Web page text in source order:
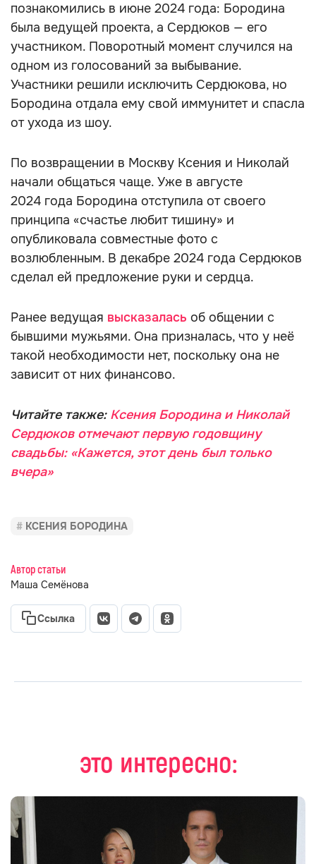
познакомились в июне 2024 года: Бородина
была ведущей проекта, а Сердюков — его
участником. Поворотный момент случился на
одном из голосований за выбывание.
Участники решили исключить Сердюкова, но
Бородина отдала ему свой иммунитет и спасла
от ухода из шоу.
По возвращении в Москву Ксения и Николай
начали общаться чаще. Уже в августе
2024 года Бородина отступила от своего
принципа «счастье любит тишину» и
опубликовала совместные фото с
возлюбленным. В декабре 2024 года Сердюков
сделал ей предложение руки и сердца.
Ранее ведущая высказалась об общении с
бывшими мужьями. Она призналась, что у неё
такой необходимости нет, поскольку она не
зависит от них финансово.
Читайте также: Ксения Бородина и Николай
Сердюков отмечают первую годовщину
свадьбы: «Кажется, этот день был только
вчера»
КСЕНИЯ БОРОДИНА
Автор статьи
Маша Семёнова
Ссылка
это интересно: